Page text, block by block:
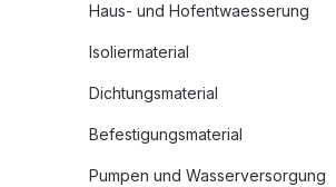
Haus- und Hofentwaesserung
Isoliermaterial
Dichtungsmaterial
Befestigungsmaterial
Pumpen und Wasserversorgung